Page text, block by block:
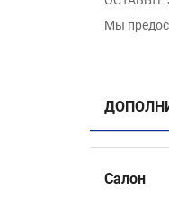
Мы
Салон